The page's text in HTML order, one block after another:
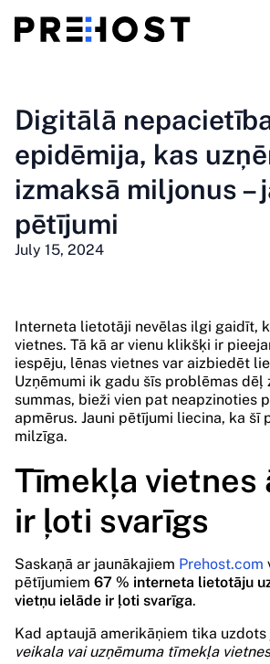
Salīdzinājumi
Blogs
July 15, 2024
Digitālā
epidēmija, kas
izmaksā miljonus –
pētījumi
Interneta lietotāji nevēlas ilgi gaidīt,
vietnes. Tā kā ar vienu klikšķi ir
iespēju, lēnas vietnes var aizbiedēt
Uzņēmumi ik gadu šīs problēmas dēļ
summas, bieži vien pat neapzinoties
apmērus. Jauni pētījumi liecina, ka šī
milzīga.
Tīmekļa vietnes
ir ļoti svarīgs
Saskaņā ar jaunākajiem Prehost.com
pētījumiem 67 % interneta lietotāju
vietņu ielāde ir ļoti svarīga.
Kad aptaujā amerikāņiem tika
veikala vai uzņēmuma tīmekļa